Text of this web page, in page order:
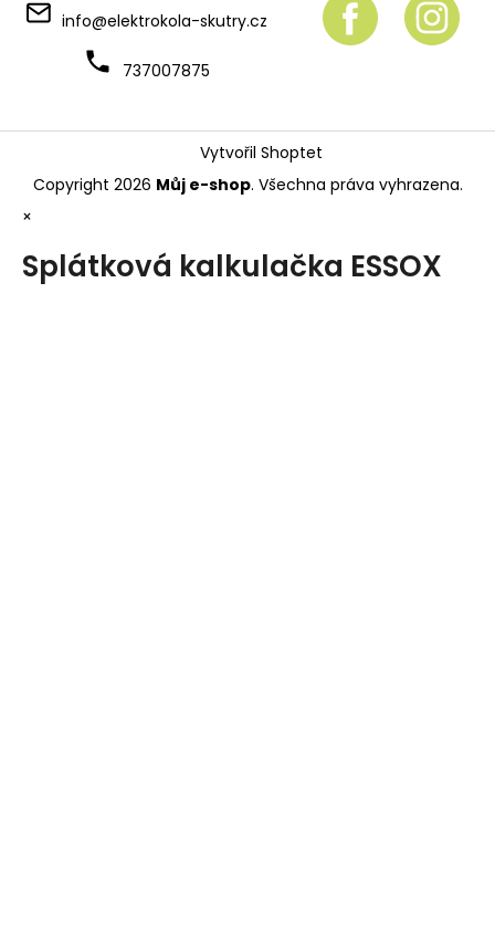
info@elektrokola-skutry.cz
737007875
Vytvořil Shoptet
Copyright 2026 Můj e-shop. Všechna práva vyhrazena.
×
Splátková kalkulačka ESSOX